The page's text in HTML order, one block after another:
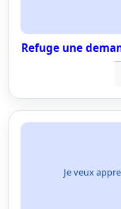
Refuge une
Je veux